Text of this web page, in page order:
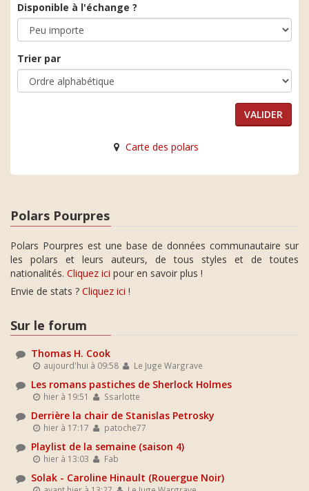
Disponible à l'échange ?
Trier par
Carte des polars
Polars Pourpres
Polars Pourpres est une base de données communautaire sur
les polars et leurs auteurs, de tous styles et de toutes
nationalités. Cliquez ici pour en savoir plus !
Envie de stats ? Cliquez ici !
Sur le forum
Thomas H. Cook
aujourd'hui à 09:58 Le Juge Wargrave
Les romans pastiches de Sherlock Holmes
hier à 19:51 Ssarlotte
Derrière la chair de Stanislas Petrosky
hier à 17:17 patoche77
Playlist de la semaine (saison 4)
hier à 13:03 Fab
Solak - Caroline Hinault (Rouergue Noir)